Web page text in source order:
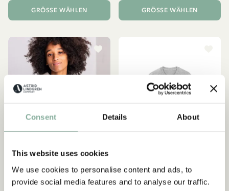
Consent Details About
This website uses cookies
We use cookies to personalise content and ads, to
provide social media features and to analyse our traffic.
GRÖSSE WÄHLEN GRÖSSE WÄHLEN
PIPPI LANGSTRUMPF PIPPI LANGSTRUMPF